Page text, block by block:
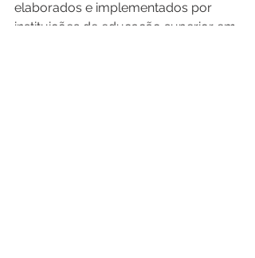
elaborados e implementados por
instituições de educação superior em